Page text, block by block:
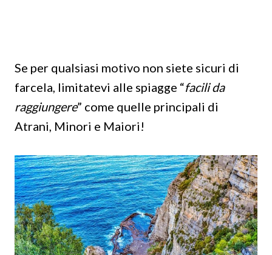
Se per qualsiasi motivo non siete sicuri di
farcela, limitatevi alle spiagge “facili da
raggiungere” come quelle principali di
Atrani, Minori e Maiori!